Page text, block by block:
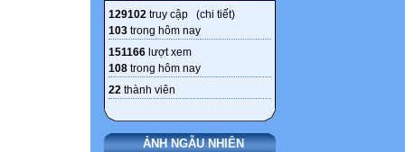
129102 truy cập (chi tiết)
103 trong hôm nay
151166 lượt xem
108 trong hôm nay
22 thành viên
ẢNH NGẪU NHIÊN